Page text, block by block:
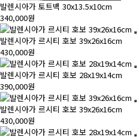
발렌시아가 토트백 30x13.5x10cm
340,000원
발렌시아가 르시티 호보 39x26x16cm
430,000원
발렌시아가 르시티 호보 28x19x14cm
390,000원
발렌시아가 르시티 호보 39x26x16cm
430,000원